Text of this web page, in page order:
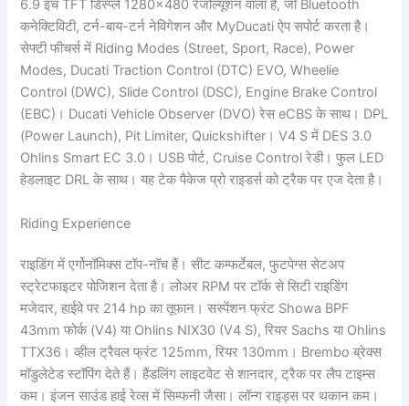
6.9 इंच TFT डिस्प्ले 1280×480 रेजोल्यूशन वाला है, जो Bluetooth
कनेक्टिविटी, टर्न-बाय-टर्न नेविगेशन और MyDucati ऐप सपोर्ट करता है।
सेफ्टी फीचर्स में Riding Modes (Street, Sport, Race), Power
Modes, Ducati Traction Control (DTC) EVO, Wheelie
Control (DWC), Slide Control (DSC), Engine Brake Control
(EBC)। Ducati Vehicle Observer (DVO) रेस eCBS के साथ। DPL
(Power Launch), Pit Limiter, Quickshifter। V4 S में DES 3.0
Ohlins Smart EC 3.0। USB पोर्ट, Cruise Control रेडी। फुल LED
हेडलाइट DRL के साथ। यह टेक पैकेज प्रो राइडर्स को ट्रैक पर एज देता है।
Riding Experience
राइडिंग में एर्गोनॉमिक्स टॉप-नॉच हैं। सीट कम्फर्टेबल, फुटपेग्स सेटअप
स्ट्रेटफाइटर पोजिशन देता है। लोअर RPM पर टॉर्क से सिटी राइडिंग
मजेदार, हाईवे पर 214 hp का तूफान। सस्पेंशन फ्रंट Showa BPF
43mm फोर्क (V4) या Ohlins NIX30 (V4 S), रियर Sachs या Ohlins
TTX36। व्हील ट्रैवल फ्रंट 125mm, रियर 130mm। Brembo ब्रेक्स
मॉडुलेटेड स्टॉपिंग देते हैं। हैंडलिंग लाइटवेट से शानदार, ट्रैक पर लैप टाइम्स
कम। इंजन साउंड हाई रेव्स में सिम्फनी जैसा। लॉन्ग राइड्स पर थकान कम।